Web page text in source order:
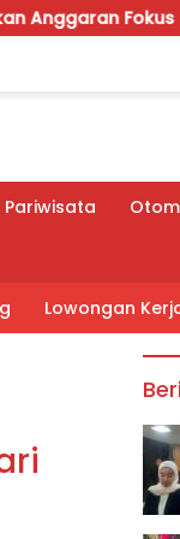
Program
Pariwisata
Lowongan